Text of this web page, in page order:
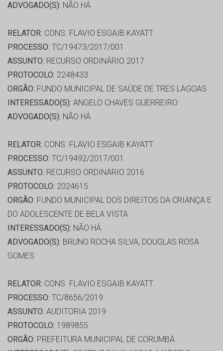
ADVOGADO(S): NÃO HÁ
RELATOR: CONS. FLAVIO ESGAIB KAYATT
PROCESSO: TC/19473/2017/001
ASSUNTO: RECURSO ORDINÁRIO 2017
PROTOCOLO: 2248433
ORGÃO: FUNDO MUNICIPAL DE SAÚDE DE TRES LAGOAS
INTERESSADO(S): ANGELO CHAVES GUERREIRO
ADVOGADO(S): NÃO HÁ
RELATOR: CONS. FLAVIO ESGAIB KAYATT
PROCESSO: TC/19492/2017/001
ASSUNTO: RECURSO ORDINÁRIO 2016
PROTOCOLO: 2024615
ORGÃO: FUNDO MUNICIPAL DOS DIREITOS DA CRIANÇA E
DO ADOLESCENTE DE BELA VISTA
INTERESSADO(S): NÃO HÁ
ADVOGADO(S): BRUNO ROCHA SILVA, DOUGLAS ROSA
GOMES
RELATOR: CONS. FLAVIO ESGAIB KAYATT
PROCESSO: TC/8656/2019
ASSUNTO: AUDITORIA 2019
PROTOCOLO: 1989855
ORGÃO: PREFEITURA MUNICIPAL DE CORUMBÁ